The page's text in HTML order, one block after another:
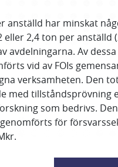
anställd har minskat
2,4 ton per anställd
avdelningarna. Av
vid av FOIs
verksamheten. Den
med tillståndsprövning
som bedrivs.
för